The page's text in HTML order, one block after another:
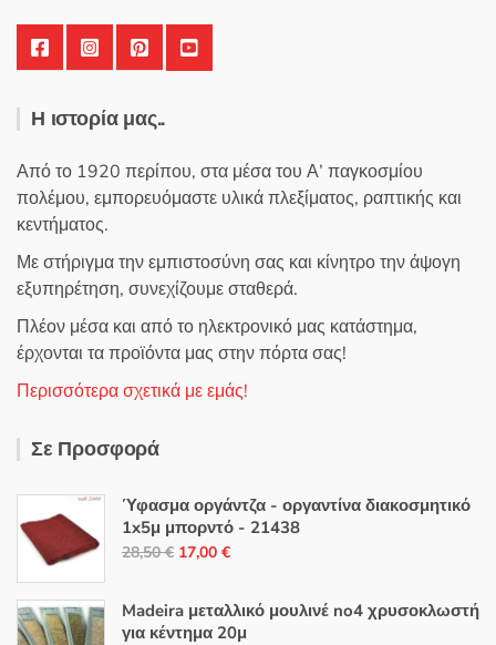
Η ιστορία μας..
Από το 1920 περίπου, στα μέσα του Α’ παγκοσμίου
πολέμου, εμπορευόμαστε υλικά πλεξίματος, ραπτικής και
κεντήματος.
Με στήριγμα την εμπιστοσύνη σας και κίνητρο την άψογη
εξυπηρέτηση, συνεχίζουμε σταθερά.
Πλέον μέσα και από το ηλεκτρονικό μας κατάστημα,
έρχονται τα προϊόντα μας στην πόρτα σας!
Περισσότερα σχετικά με εμάς!
Σε Προσφορά
Ύφασμα οργάντζα - οργαντίνα διακοσμητικό
1x5μ μπορντό - 21438
28,50€ Original
was:
28,50 €.
17,00 €Η
τιμή
είναι:
Madeira μεταλλικό μουλινέ no4 χρυσοκλωστή
για κέντημα 20μ